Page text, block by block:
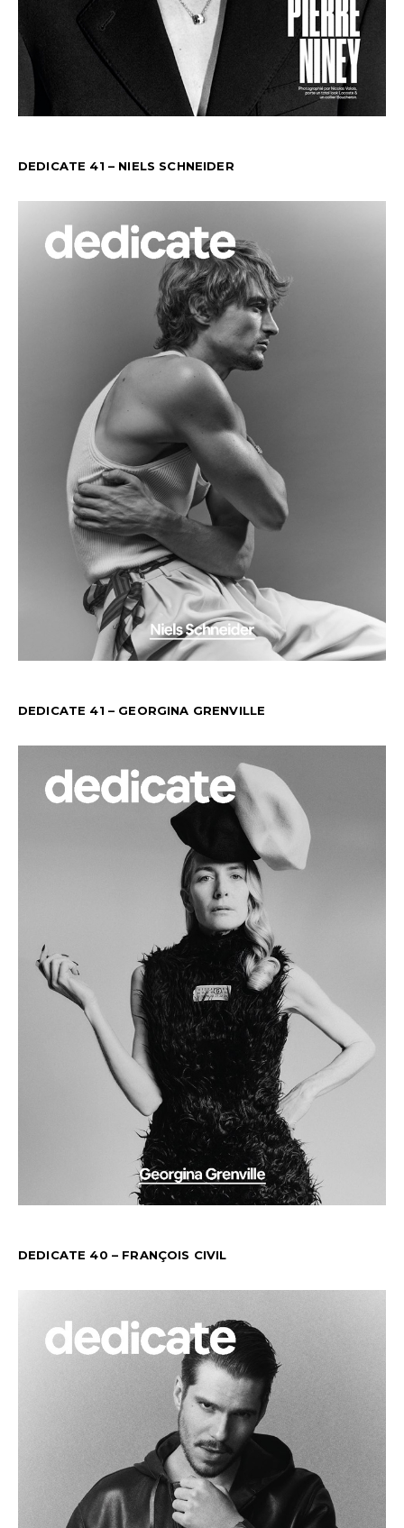
DEDICATE 41 – NIELS SCHNEIDER
DEDICATE 41 – GEORGINA GRENVILLE
DEDICATE 40 – FRANÇOIS CIVIL